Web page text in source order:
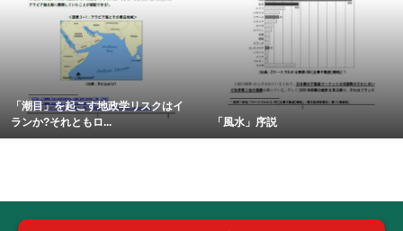
「潮目」を起こす地政学リスクはイ
ランか?それともロ...
「風水」序説